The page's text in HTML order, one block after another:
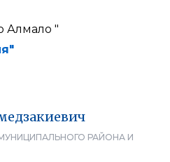
Алмало "
РАЙОНА И